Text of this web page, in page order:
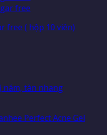
free ( hộp 10 viên)
nám, tàn nhang